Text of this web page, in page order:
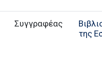
Συγγραφέας
της